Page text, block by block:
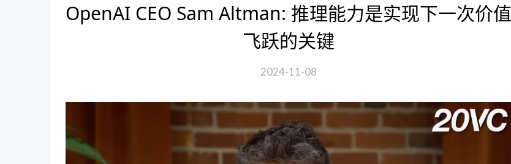
OpenAI CEO Sam Altman: 推理能力是实现下一次价值
飞跃的关键
2024-11-08